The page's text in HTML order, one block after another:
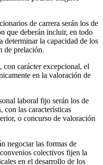
de carrera serán los de
que deberán incluir, en todo
determinar la capacidad de los
de prelación.
carácter excepcional, el
en la valoración de
laboral fijo serán los de
con las características
o concurso de valoración
negociar las formas de
colectivos fijen la
en el desarrollo de los